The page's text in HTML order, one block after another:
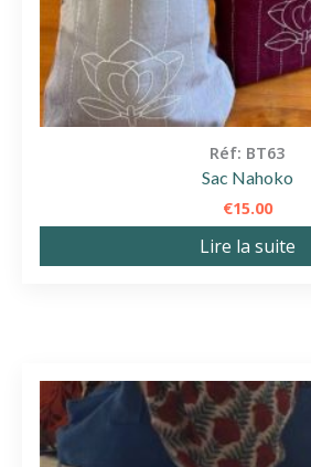
Réf: BT63
Sac Nahoko
€15.00
Lire la suite